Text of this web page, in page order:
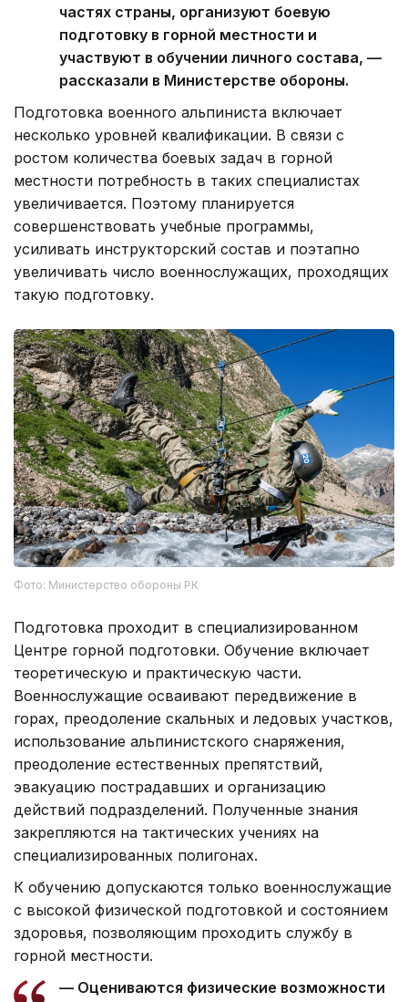
частях страны, организуют боевую
подготовку в горной местности и
участвуют в обучении личного состава, —
рассказали в Министерстве обороны.
Подготовка военного альпиниста включает
несколько уровней квалификации. В связи с
ростом количества боевых задач в горной
местности потребность в таких специалистах
увеличивается. Поэтому планируется
совершенствовать учебные программы,
усиливать инструкторский состав и поэтапно
увеличивать число военнослужащих, проходящих
такую подготовку.
Фото: Министерство обороны РК
Подготовка проходит в специализированном
Центре горной подготовки. Обучение включает
теоретическую и практическую части.
Военнослужащие осваивают передвижение в
горах, преодоление скальных и ледовых участков,
использование альпинистского снаряжения,
преодоление естественных препятствий,
эвакуацию пострадавших и организацию
действий подразделений. Полученные знания
закрепляются на тактических учениях на
специализированных полигонах.
К обучению допускаются только военнослужащие
с высокой физической подготовкой и состоянием
здоровья, позволяющим проходить службу в
горной местности.
— Оцениваются физические возможности